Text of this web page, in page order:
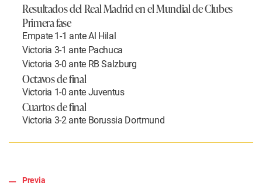
Resultados del Real Madrid en el Mundial de Clubes
Primera fase
Empate 1-1 ante Al Hilal
Victoria 3-1 ante Pachuca
Victoria 3-0 ante RB Salzburg
Octavos de final
Victoria 1-0 ante Juventus
Cuartos de final
Victoria 3-2 ante Borussia Dortmund
Previa